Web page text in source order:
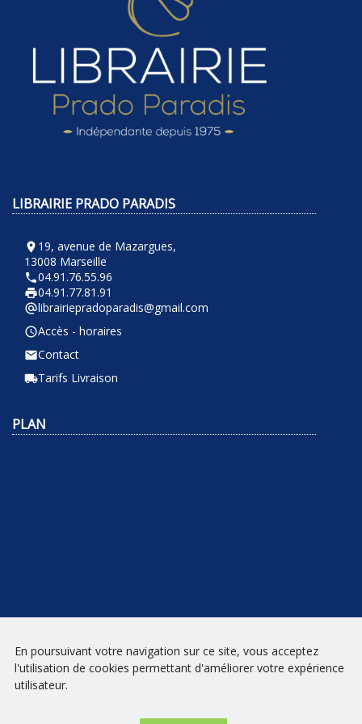
LIBRAIRIE PRADO PARADIS
room 19, avenue de Mazargues,
13008 Marseille
phone04.91.76.55.96
local_printshop04.91.77.81.91
alternate_emaillibrairiepradoparadis@gmail.com
query_builderAccès - horaires
emailContact
local_shippingTarifs Livraison
PLAN
NEWSLETTER
En poursuivant votre navigation sur ce site, vous acceptez
l'utilisation de cookies permettant d'améliorer votre expérience
utilisateur.